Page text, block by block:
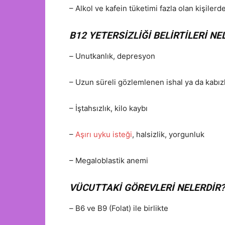
– Alkol ve kafein tüketimi fazla olan kişilerde
B12 YETERSİZLİĞİ BELİRTİLERİ
– Unutkanlık, depresyon
– Uzun süreli gözlemlenen ishal ya da
– İştahsızlık, kilo kaybı
– Aşırı uyku isteği, halsizlik, yorgunluk
– Megaloblastik anemi
VÜCUTTAKİ GÖREVLERİ NELERDİR?
– B6 ve B9 (Folat) ile birlikte